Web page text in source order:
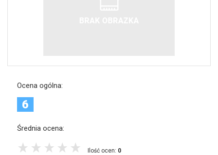
Ocena ogólna:
6
Średnia ocena:
Ilość ocen: 0